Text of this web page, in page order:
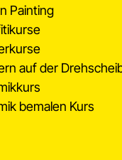
Painting
auf der
bemalen Kurs